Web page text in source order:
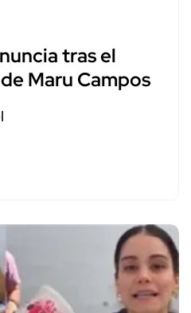
tras el
Maru Campos